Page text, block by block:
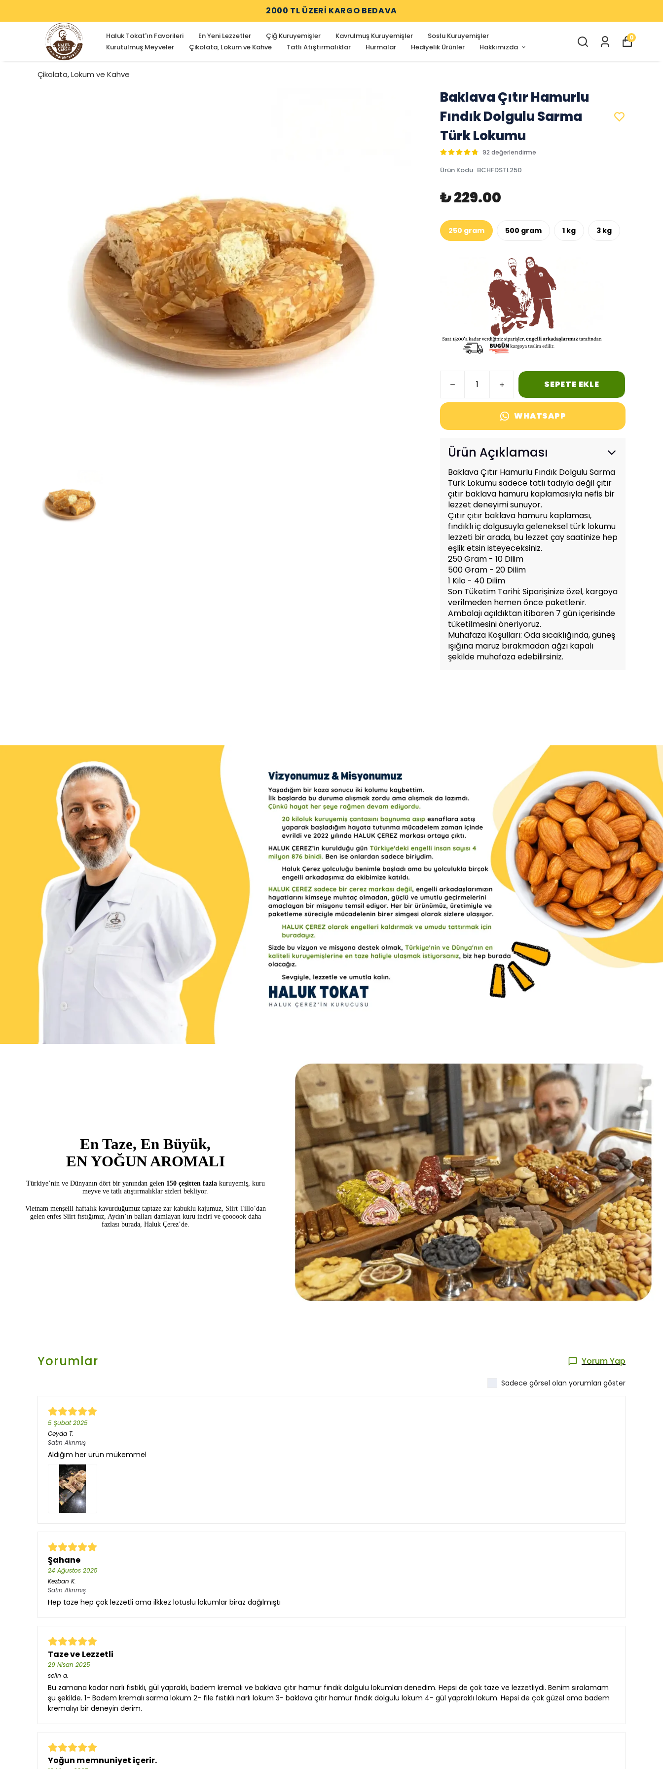
2000 TL ÜZERİ KARGO BEDAVA
Haluk Tokat'ın Favorileri En Yeni Lezzetler Çiğ Kuruyemişler Kavrulmuş Kuruyemişler
Soslu Kuruyemişler
Kurutulmuş Meyveler
Çikolata, Lokum ve Kahve Tatlı Atıştırmalıklar Hurmalar Hediyelik Ürünler Hakkımızda
0
Çikolata, Lokum ve Kahve
Baklava Çıtır Hamurlu
Fındık Dolgulu Sarma
Türk Lokumu
92 değerlendirme
Ürün Kodu: BCHFDSTL250
₺ 229.00
250 gram 500 gram 1 kg 3 kg
SEPETE EKLE
WHATSAPP
Ürün Açıklaması
BaklavaÇıtır Hamurlu Fındık Dolgulu Sarma
Türk Lokumu sadece tatlı tadıyla değilçıtır
çıtır baklava hamuru kaplamasıyla nefis bir
lezzet deneyimi sunuyor.
Çıtır çıtır baklava hamuru kaplaması,
fındıklı iç dolgusuyla geleneksel türk lokumu
lezzeti bir arada, bu lezzet çay saatinize hep
eşlik etsinisteyeceksiniz.
250 Gram - 10 Dilim
500 Gram - 20 Dilim
1 Kilo - 40 Dilim
Son Tüketim Tarihi: Siparişinizeözel, kargoya
verilmeden hemenönce paketlenir.
Ambalajıaçıldıktan itibaren 7 güniçerisinde
tüketilmesini öneriyoruz.
Muhafaza Koşulları: Odasıcaklığında, güneş
ışığına maruz bırakmadan ağzı kapalı
şekilde muhafaza edebilirsiniz.
En Taze, En Büyük,
EN YOĞUN AROMALI
Türkiye’nin ve Dünyanın dört bir yanından gelen 150 çeşitten fazla kuruyemiş, kuru
meyve ve tatlı atıştırmalıklar sizleri bekliyor.
Vietnam menşeili haftalık kavurduğumuz taptaze zar kabuklu kajumuz, Siirt Tillo’dan
gelen enfes Siirt fıstığımız, Aydın’ın balları damlayan kuru inciri ve çoooook daha
fazlası burada, Haluk Çerez’de.
Yorumlar Yorum Yap
Sadece görsel olan yorumları göster
5 Şubat 2025
Ceyda T.
Satın Alınmış
Aldığım her ürün mükemmel
Şahane
24 Ağustos 2025
Kezban K.
Satın Alınmış
Hep taze hep çok lezzetli ama ilkkez lotuslu lokumlar biraz dağılmıştı
Taze ve Lezzetli
29 Nisan 2025
selin a.
Bu zamana kadar narlı fıstıklı, gül yapraklı, badem kremalı ve baklava çıtır hamur fındık dolgulu lokumları denedim. Hepsi de çok taze ve lezzetliydi. Benim sıralamam
şu şekilde. 1- Badem kremalı sarma lokum 2- file fıstıklı narlı lokum 3- baklava çıtır hamur fındık dolgulu lokum 4- gül yapraklı lokum. Hepsi de çok güzel ama badem
kremalıyı bir deneyin derim.
Yoğun memnuniyet içerir.